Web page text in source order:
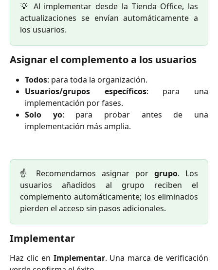
💡 Al implementar desde la Tienda Office, las
actualizaciones se envían automáticamente a
los usuarios.
Asignar el complemento a los usuarios
Todos: para toda la organización.
Usuarios/grupos específicos: para una
implementación por fases.
Solo yo: para probar antes de una
implementación más amplia.
☝️ Recomendamos asignar por grupo. Los
usuarios añadidos al grupo reciben el
complemento automáticamente; los eliminados
pierden el acceso sin pasos adicionales.
Implementar
Haz clic en Implementar. Una marca de verificación